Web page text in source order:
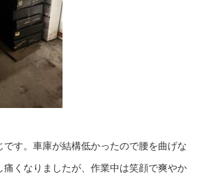
です。車庫が結構低かったので腰を曲げな
痛くなりましたが、作業中は笑顔で爽やか